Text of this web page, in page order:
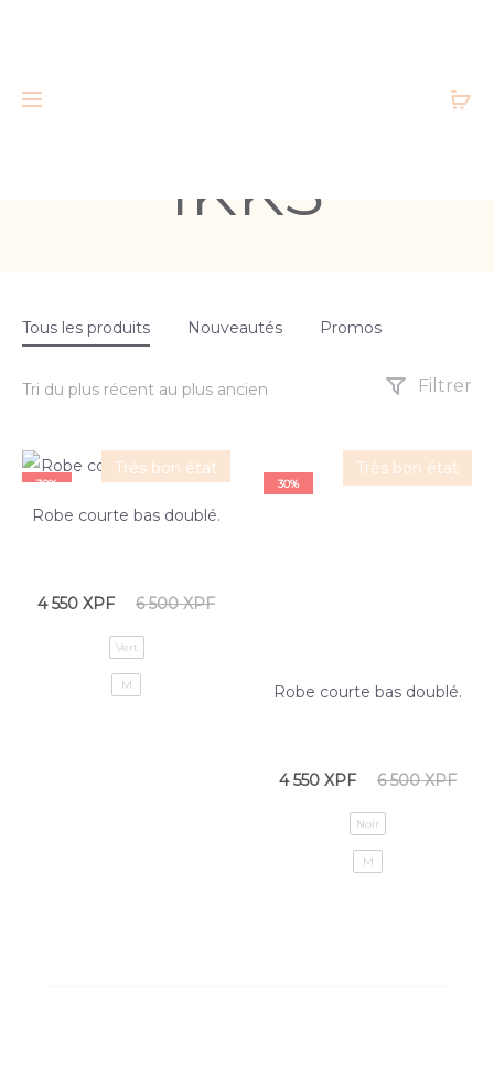
IKKS
Tous les produits Nouveautés Promos
Filtrer
Très bon état
30%
Robe courte bas doublé.
6 500XPF
4 550 XPF
Vert
M
Très bon état
30%
Robe courte bas doublé.
6 500XPF
4 550 XPF
Noir
M